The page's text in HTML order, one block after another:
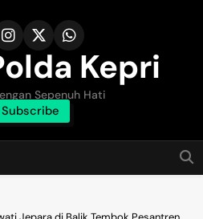
Kepri
Sepenuh Hati
Subscribe